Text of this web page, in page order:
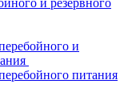
и резервного
и
питания